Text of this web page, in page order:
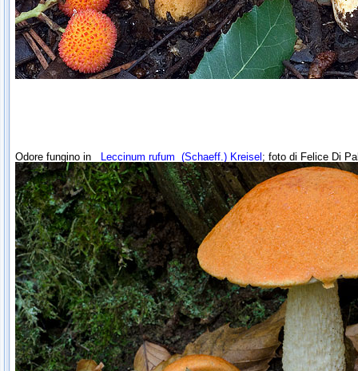
Odore fungino in Leccinum rufum (Schaeff.) Kreisel ; foto di Felice Di